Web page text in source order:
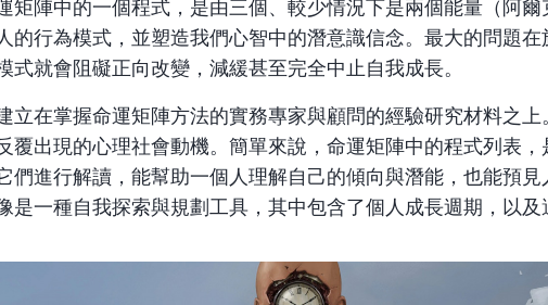
矩陣中的一個程式，是由三個、較少情況下是兩個能量（阿
的行為模式，並塑造我們心智中的潛意識信念。最大的問題
式就會阻礙正向改變，減緩甚至完全中止自我成長。
立在掌握命運矩陣方法的實務專家與顧問的經驗研究材料之
覆出現的心理社會動機。簡單來說，命運矩陣中的程式列表
們進行解讀，能幫助一個人理解自己的傾向與潛能，也能預
是一種自我探索與規劃工具，其中包含了個人成長週期，以